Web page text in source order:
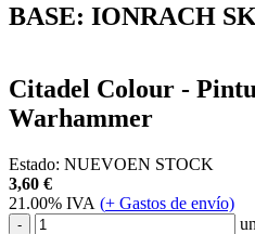
BASE: IONRACH
Citadel Colour -
Warhammer
Estado: NUEVOEN STOCK
3,60 €
21.00% IVA (+ Gastos de envío)
-